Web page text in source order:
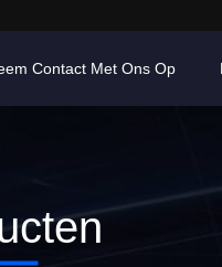
Contact Met Ons Op